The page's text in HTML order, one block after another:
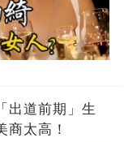
出道前期」生
商太高！